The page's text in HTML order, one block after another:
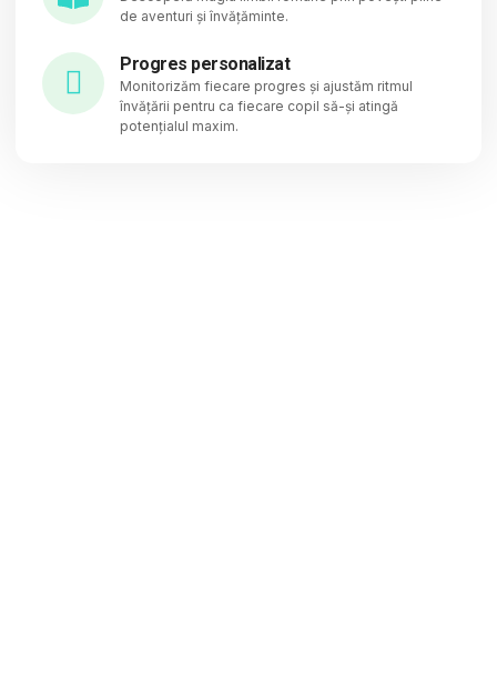
de aventuri și învățăminte.
Progres personalizat
Monitorizăm fiecare progres și ajustăm ritmul
învățării pentru ca fiecare copil să-și atingă
potențialul maxim.